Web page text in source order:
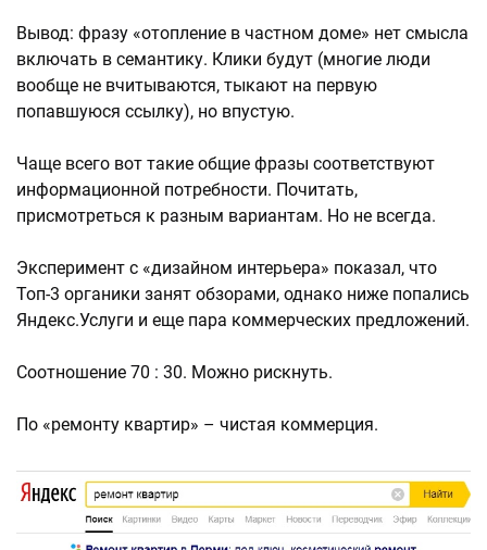
Вывод: фразу «отопление в частном доме» нет смысла
включать в семантику. Клики будут (многие люди
вообще не вчитываются, тыкают на первую
попавшуюся ссылку), но впустую.
Чаще всего вот такие общие фразы соответствуют
информационной потребности. Почитать,
присмотреться к разным вариантам. Но не всегда.
Эксперимент с «дизайном интерьера» показал, что
Топ-3 органики занят обзорами, однако ниже попались
Яндекс.Услуги и еще пара коммерческих предложений.
Соотношение 70 : 30. Можно рискнуть.
По «ремонту квартир» – чистая коммерция.